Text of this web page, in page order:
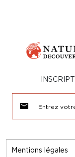
Mentions légales